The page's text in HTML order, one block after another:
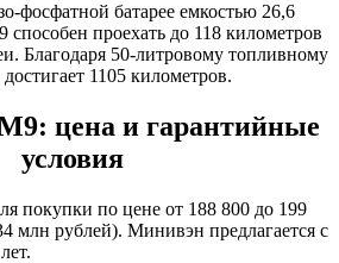
фосфатной батарее емкостью 26,6
проехать до 118 километров
Благодаря 50-литровому топливному
1105 километров.
цена и гарантийные
условия
покупки по цене от 188 800 до 199
млн рублей). Минивэн предлагается с